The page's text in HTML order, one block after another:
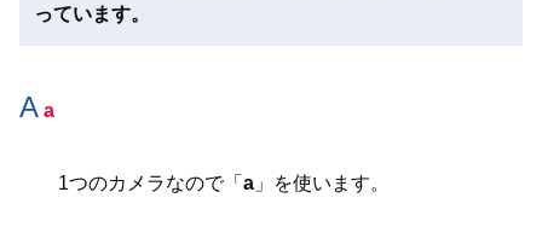
っています。
A a
1つのカメラなので「 a 」を使います。